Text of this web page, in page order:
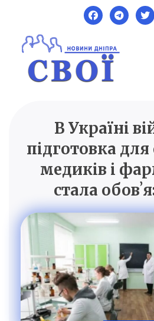
content
SVOI.DP.UA
Новини Дніпра
В Україні
підготовка для
медиків і
стала